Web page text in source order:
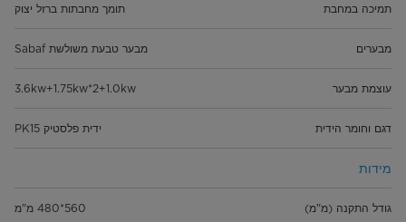
תמיכה במחבת תומך מחבתות ברזל יצוק
מבערים מבער טבעת משולשת Sabaf
עוצמת מבער 3.6kw+1.75kw*2+1.0kw
דגם וחומר הידית ידית פלסטיק PK15
מידות
גודל התקנה (מ"מ) 560*480 מ"מ